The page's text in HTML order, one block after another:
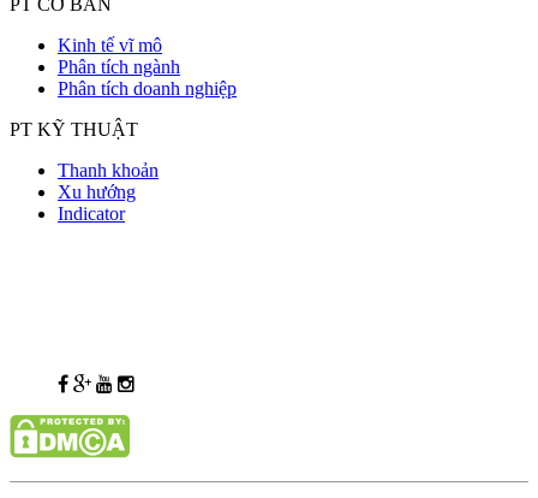
Kinh tế vĩ mô
Phân tích ngành
Phân tích doanh nghiệp
PT KỸ THUẬT
Thanh khoản
Xu hướng
Indicator